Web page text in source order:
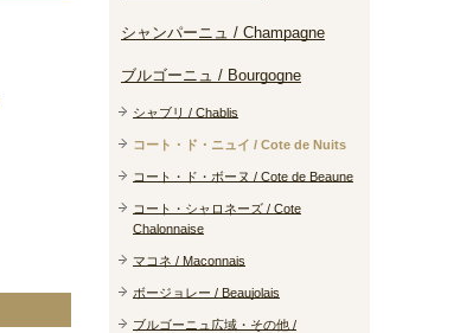
シャンパーニュ / Champagne
ブルゴーニュ / Bourgogne
シャブリ / Chablis
コート・ド・ニュイ / Cote de Nuits
コート・ド・ボーヌ / Cote de Beaune
コート・シャロネーズ / Cote
Chalonnaise
マコネ / Maconnais
ボージョレー / Beaujolais
ブルゴーニュ広域・その他 /